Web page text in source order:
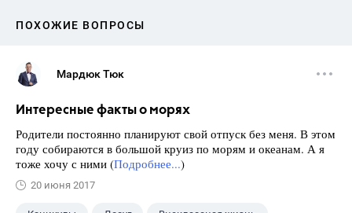
ПОХОЖИЕ ВОПРОСЫ
Мардюк Тюк
Интересные факты о морях
Родители постоянно планируют свой отпуск без меня. В этом
году собираются в большой круиз по морям и океанам. А я
тоже хочу с ними (Подробнее...)
20 июня 2017